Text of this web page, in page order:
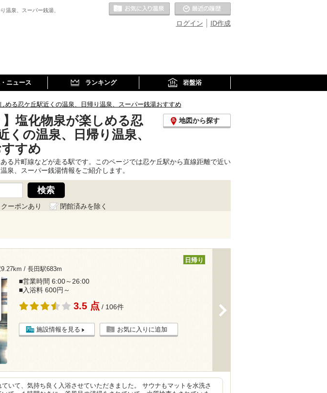
温泉、スーパー銭湯、
ID作成
ログイン
お気に入りの温泉
ニュース ランキング 岩盤浴
める忍ケ丘駅近くの温泉、日帰り温泉、スーパー銭湯おすすめ
】塩化物泉が楽しめる忍
くの温泉、日帰り温泉、
すめ
地図から探す
る片町線などが走る駅です。このページでは忍ケ丘駅から直線距離で近い
泉、スーパー銭湯情報をご紹介します。
クーポンあり
閉館済みを除く
/ 長田駅683m
日帰り
■営業時間 6:00～26:00
■入浴料 600円～
3.5 点 / 106件
施設情報を見る お気に入りに追加
ていて、気持ち良く入浴させていただきました。 サウナもマットを水洗さ